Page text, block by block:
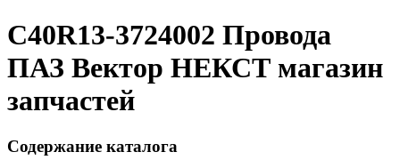
C40R13-3724002 Провода
ПАЗ Вектор НЕКСТ магазин
запчастей
Содержание каталога